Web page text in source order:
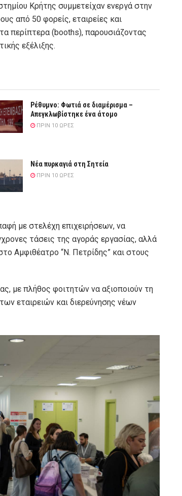
Κρήτης συμμετείχαν ενεργά στην
από 50 φορείς, εταιρείες και
περίπτερα (booths), παρουσιάζοντας
εξέλιξης.
Ρέθυμνο: Φωτιά σε διαμέρισμα –
Απεγκλωβίστηκε ένα άτομο
ΠΡΙΝ 10 ΏΡΕΣ
Νέα πυρκαγιά στη Σητεία
ΠΡΙΝ 10 ΏΡΕΣ
με στελέχη επιχειρήσεων, να
τάσεις της αγοράς εργασίας, αλλά
Αμφιθέατρο “Ν. Πετρίδης” και στους
με πλήθος φοιτητών να αξιοποιούν τη
εταιρειών και διερεύνησης νέων